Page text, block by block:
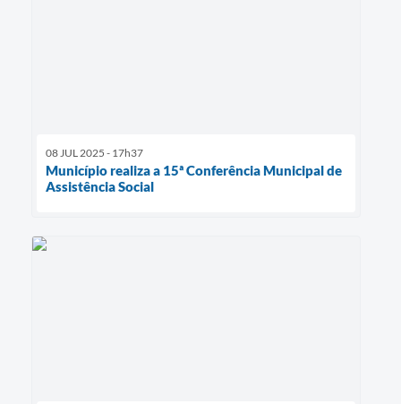
08 JUL 2025 - 17h37
Município realiza a 15ª Conferência Municipal de
Assistência Social